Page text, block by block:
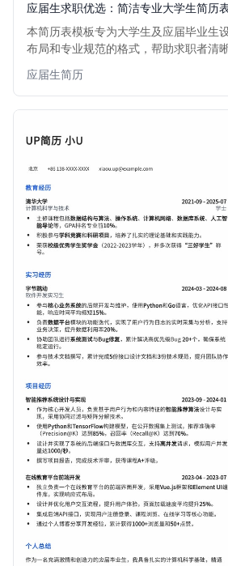
应届生求职优选：简洁专业大学生简历
本简历表模板专为大学生及应届毕业生
布局和专业规范的格式，帮助求职者清
快速浏览，是大学生迈向职场的第一步
应届生简历